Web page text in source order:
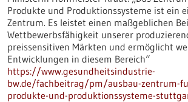
Produkte und Produktionssysteme ist ein
Zentrum. Es leistet einen maßgeblichen
Wettbewerbsfähigkeit unserer
preissensitiven Märkten und ermöglicht
Entwicklungen in diesem Bereich“
https://www.gesundheitsindustrie-
bw.de/fachbeitrag/pm/ausbau-zentrum-
produkte-und-produktionssysteme-